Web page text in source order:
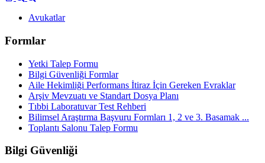
Avukatlar
Formlar
Yetki Talep Formu
Bilgi Güvenliği Formlar
Aile Hekimliği Performans İtiraz İçin Gereken Evraklar
Arşiv Mevzuatı ve Standart Dosya Planı
Tıbbi Laboratuvar Test Rehberi
Bilimsel Araştırma Başvuru Formları 1, 2 ve 3. Basamak ...
Toplantı Salonu Talep Formu
Bilgi Güvenliği